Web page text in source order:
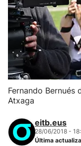
Fernando
Atxaga
eitb.eus
28/06/2018 -
Última